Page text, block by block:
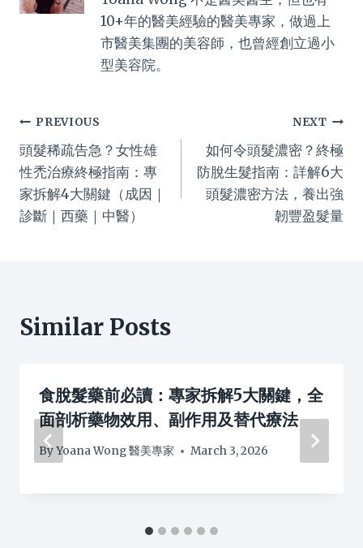
10+年的醫美經驗的醫美專家，做過上
市醫美集團的美容師，也曾經創立過小
型美容院。
Post
navigation
PREVIOUS
頭髮稀疏告急？女性雄
性禿治療終極指南：專
家拆解4大關鍵（成因｜
診斷｜西藥｜中醫）
NEXT
如何令頭髮濃密？終極
防脫生髮指南：詳解6大
頭髮濃密方法，養出強
韌豐盈髮量
Similar Posts
食脫髮藥前必讀：專家拆解5大關鍵，全
面剖析藥物效用、副作用及替代療法
ByYoana Wong 醫美專家 March 3, 2026